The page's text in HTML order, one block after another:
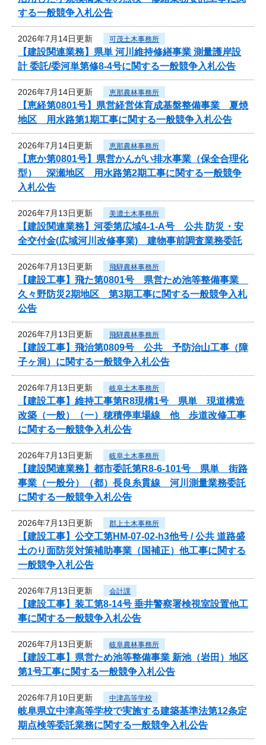
する一般競争入札公告
2026年7月14日更新 可茂土木事務所
【建設関連業務】県単 河川維持修繕事業 測量護岸設
計 委託/委河単第修8-4号に関する一般競争入札公告
2026年7月14日更新 恵那農林事務所
【恵経第0801号】県営経営体育成基盤整備事業 夏焼
地区 用水路第1期工事に関する一般競争入札公告
2026年7月14日更新 恵那農林事務所
【恵か第0801号】県営かんがい排水事業（保全合理化
型） 深瀬地区 用水路第2期工事に関する一般競争
入札公告
2026年7月13日更新 美濃土木事務所
【建設関連業務】河委第広域4-1-A号 公共 防災・安
全交付金(広域河川改修事業) 建物事前調査業務委託
2026年7月13日更新 飛騨農林事務所
【建設工事】飛た第0801号 県営ため池等整備事業
久々野防災2期地区 第3期工事に関する一般競争入札
公告
2026年7月13日更新 飛騨農林事務所
【建設工事】飛治第0809号 公共 予防治山工事（障
子ヶ洞）に関する一般競争入札公告
2026年7月13日更新 岐阜土木事務所
【建設工事】維持工事第R8現構1号 県単 現道構造
改築（一般）（一）穂積停車場線 他 歩道改修工事
に関する一般競争入札公告
2026年7月13日更新 岐阜土木事務所
【建設関連業務】都市委託第R8-6-101号 県単 街路
事業（一般分）（都）長良糸貫線 河川測量業務委託
に関する一般競争入札公告
2026年7月13日更新 郡上土木事務所
【建設工事】公交工第HM-07-02-h3他号 / 公共 道路盛
土のり面防災対策補助事業（国補正）他工事に関する
一般競争入札公告
2026年7月13日更新 会計課
【建設工事】装工第8-14号 垂井警察署検視室設置他工
事に関する一般競争入札公告
2026年7月13日更新 岐阜農林事務所
【建設工事】県営ため池等整備事業 新池（岩田）地区
第1号工事に関する一般競争入札公告
2026年7月10日更新 中津高等学校
岐阜県立中津高等学校で実施する建築基準法第12条定
期点検等委託業務に関する一般競争入札公告